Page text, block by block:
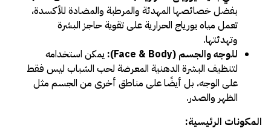
بفضل خصائصها المهدئة والمرطبة والمضادة للأكسدة،
تعمل مياه يورياج الحرارية على تقوية حاجز البشرة
وتهدئتها.
للوجه والجسم (Face & Body):
يمكن استخدامه
لتنظيف البشرة الدهنية المعرضة لحب الشباب ليس فقط
على الوجه، بل أيضًا على مناطق أخرى من الجسم مثل
الظهر والصدر.
المكونات الرئيسية: